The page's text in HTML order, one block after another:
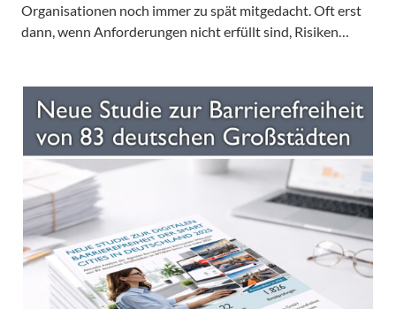
Organisationen noch immer zu spät mitgedacht. Oft erst
dann, wenn Anforderungen nicht erfüllt sind, Risiken…